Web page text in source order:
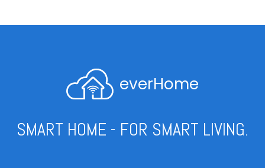
everHome
SMART HOME - FOR SMART LIVING.